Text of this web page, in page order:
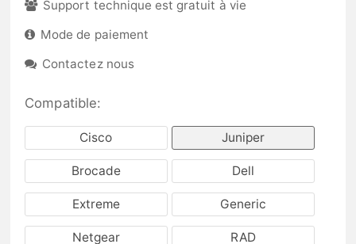
Support technique est gratuit à vie
Mode de paiement
Contactez nous
Compatible:
Cisco Juniper
Brocade Dell
Extreme Generic
Netgear RAD